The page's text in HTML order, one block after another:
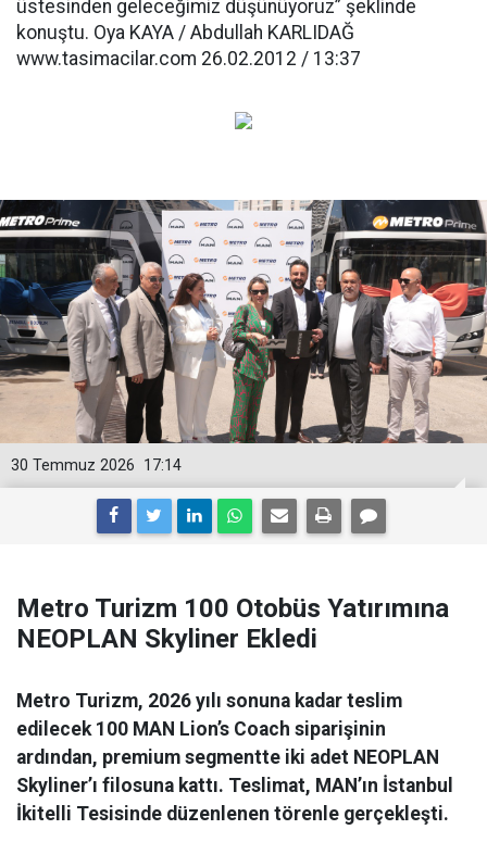
üstesinden geleceğimiz düşünüyoruz” şeklinde
konuştu. Oya KAYA / Abdullah KARLIDAĞ
www.tasimacilar.com 26.02.2012 / 13:37
17:14
30 Temmuz 2026
Metro Turizm 100 Otobüs Yatırımına
NEOPLAN Skyliner Ekledi
Metro Turizm, 2026 yılı sonuna kadar teslim
edilecek 100 MAN Lion’s Coach siparişinin
ardından, premium segmentte iki adet NEOPLAN
Skyliner’ı filosuna kattı. Teslimat, MAN’ın İstanbul
İkitelli Tesisinde düzenlenen törenle gerçekleşti.